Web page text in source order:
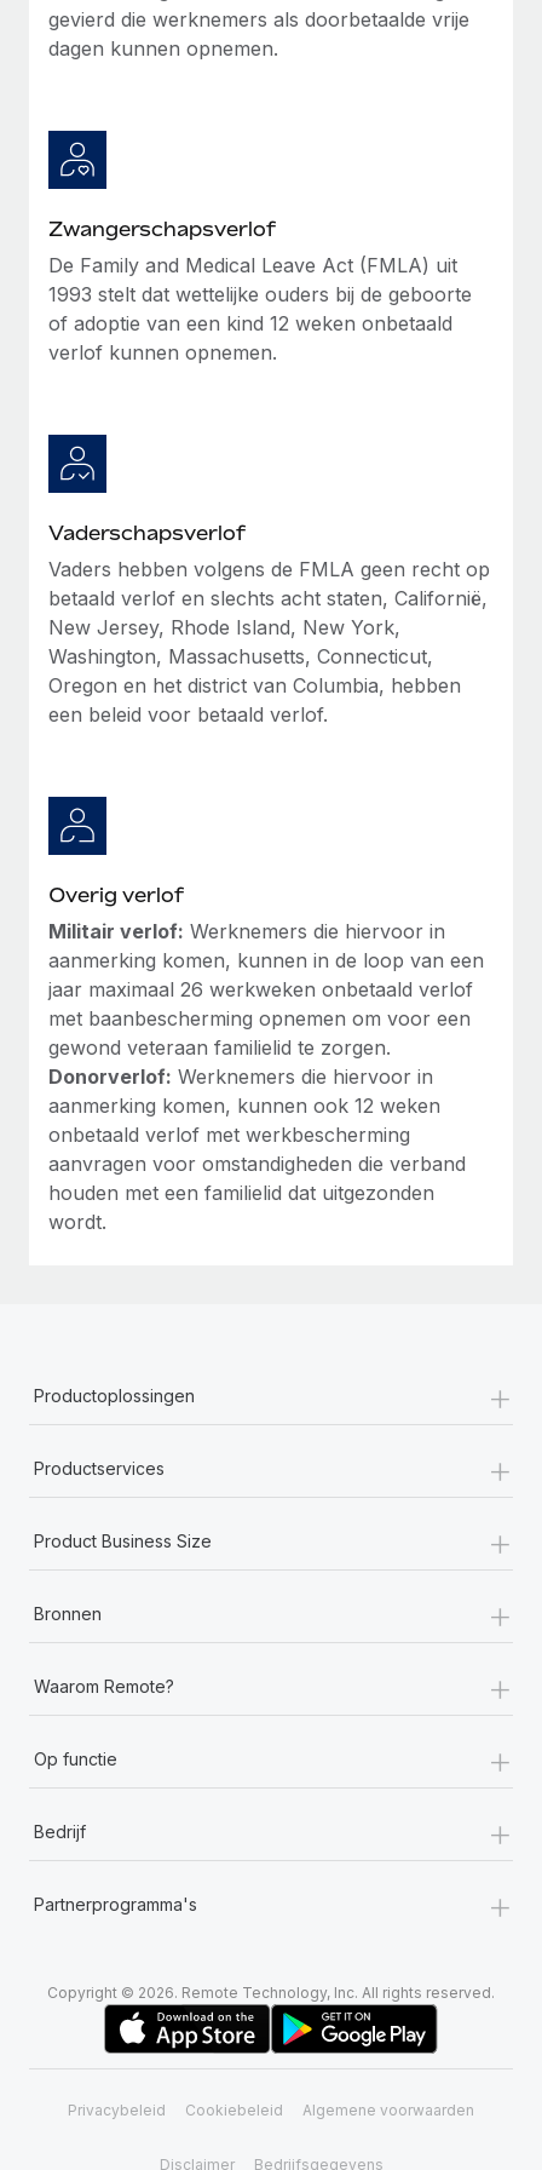
Secundaire arbeidsvoorwaarden
Eenvoudig secundaire arbeidsvoorwaarden
BLOG
integraties en Contractor Management Plus
Het blijft de missie van Remote om alle soorten bedrijven
Hoe Phiture 55 werknemers in 19 landen
beheert met Remote
Meer informatie
gevierd die werknemers als doorbetaalde vrije
dagen kunnen opnemen.
Zwangerschapsverlof
De Family and Medical Leave Act (FMLA) uit
1993 stelt dat wettelijke ouders bij de geboorte
of adoptie van een kind 12 weken onbetaald
verlof kunnen opnemen.
Vaderschapsverlof
Vaders hebben volgens de FMLA geen recht op
betaald verlof en slechts acht staten, Californië,
New Jersey, Rhode Island, New York,
Washington, Massachusetts, Connecticut,
Oregon en het district van Columbia, hebben
een beleid voor betaald verlof.
Overig verlof
Militair verlof: Werknemers die hiervoor in
aanmerking komen, kunnen in de loop van een
jaar maximaal 26 werkweken onbetaald verlof
met baanbescherming opnemen om voor een
gewond veteraan familielid te zorgen.
Donorverlof: Werknemers die hiervoor in
aanmerking komen, kunnen ook 12 weken
onbetaald verlof met werkbescherming
aanvragen voor omstandigheden die verband
houden met een familielid dat uitgezonden
wordt.
Productoplossingen +
Productservices +
Product Business Size +
Bronnen +
Waarom Remote? +
Op functie +
Bedrijf +
Partnerprogramma's +
Copyright © 2026. Remote Technology, Inc. All rights reserved.
Privacybeleid Cookiebeleid Algemene voorwaarden
Disclaimer Bedrijfsgegevens